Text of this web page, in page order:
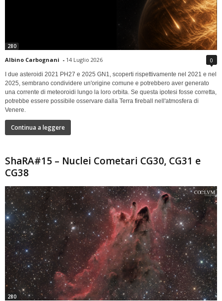
280
Albino Carbognani - 14 Luglio 2026 0
I due asteroidi 2021 PH27 e 2025 GN1, scoperti rispettivamente nel 2021 e nel
2025, sembrano condividere un'origine comune e potrebbero aver generato
una corrente di meteoroidi lungo la loro orbita. Se questa ipotesi fosse corretta,
potrebbe essere possibile osservare dalla Terra fireball nell'atmosfera di
Venere.
Continua a leggere
ShaRA#15 – Nuclei Cometari CG30, CG31 e
CG38
280